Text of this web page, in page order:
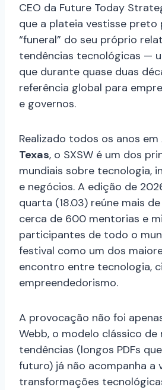
CEO da Future Today
que a plateia vestisse preto
“funeral” do seu próprio
tendências tecnológicas —
que durante quase duas
referência global para
e governos.
Realizado todos os anos em
Texas, o SXSW é um dos
mundiais sobre tecnologia,
e negócios. A edição de
quarta (18.03) reúne mais
cerca de 600 mentorias e
participantes de todo o
festival como um dos
encontro entre tecnologia,
empreendedorismo.
A provocação não foi
Webb, o modelo clássico
tendências (longos PDFs
futuro) já não acompanha a
transformações